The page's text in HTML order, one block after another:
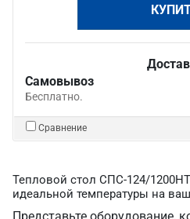
Самовывоз
Бесплатно.
Сравнение
Тепловой стол СПС-124/
идеальной температуры на